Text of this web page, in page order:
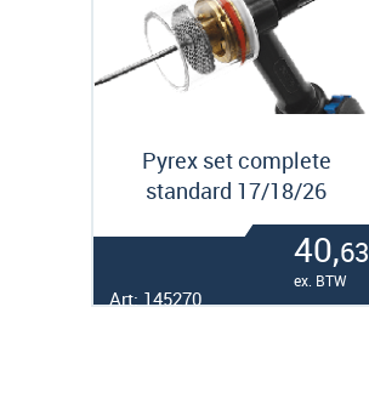
Pyrex set complete
standard 17/18/26
40,63
ex. BTW
Art: 145270